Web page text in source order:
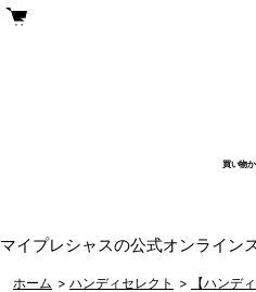
買い物
マイプレシャスの公式オンライン
ホーム > ハンディセレクト > 【ハンデ